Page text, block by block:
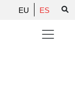
EU ES